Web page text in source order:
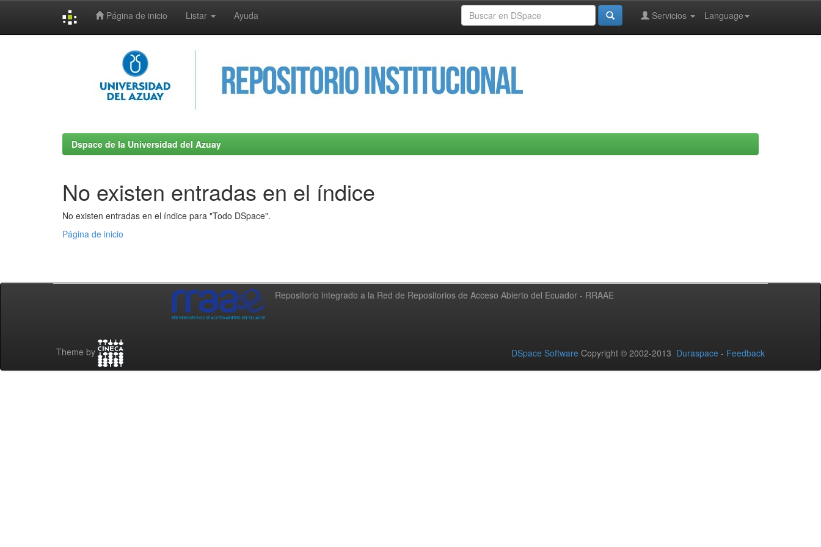
Página de inicio Listar Ayuda Language
Servicios
Dspace de la Universidad del Azuay
No existen entradas en el índice
No existen entradas en el índice para "Todo DSpace".
Página de inicio
Repositorio integrado a la Red de Repositorios de Acceso Abierto del Ecuador - RRAAE
Theme by DSpace Software Copyright © 2002-2013 Duraspace - Feedback